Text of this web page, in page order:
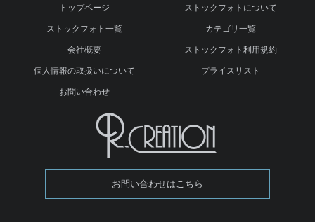
トップページ ストックフォトについて
ストックフォト一覧 カテゴリ一覧
会社概要 ストックフォト利用規約
個人情報の取扱いについて プライスリスト
お問い合わせ
お問い合わせはこちら